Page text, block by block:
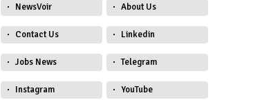
NewsVoir About Us
Contact Us Linkedin
Jobs News Telegram
Instagram YouTube